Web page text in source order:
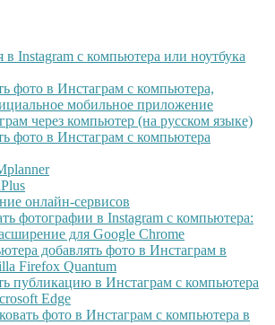
Instagram с компьютера или ноутбука
фото в Инстаграм с компьютера,
мобильное приложение
через компьютер (на русском языке)
фото в Инстаграм с компьютера
онлайн-сервисов
фотографии в Instagram с компьютера:
для Google Chrome
добавлять фото в Инстаграм в
Firefox Quantum
публикацию в Инстаграм с компьютера
Edge
фото в Инстаграм с компьютера в